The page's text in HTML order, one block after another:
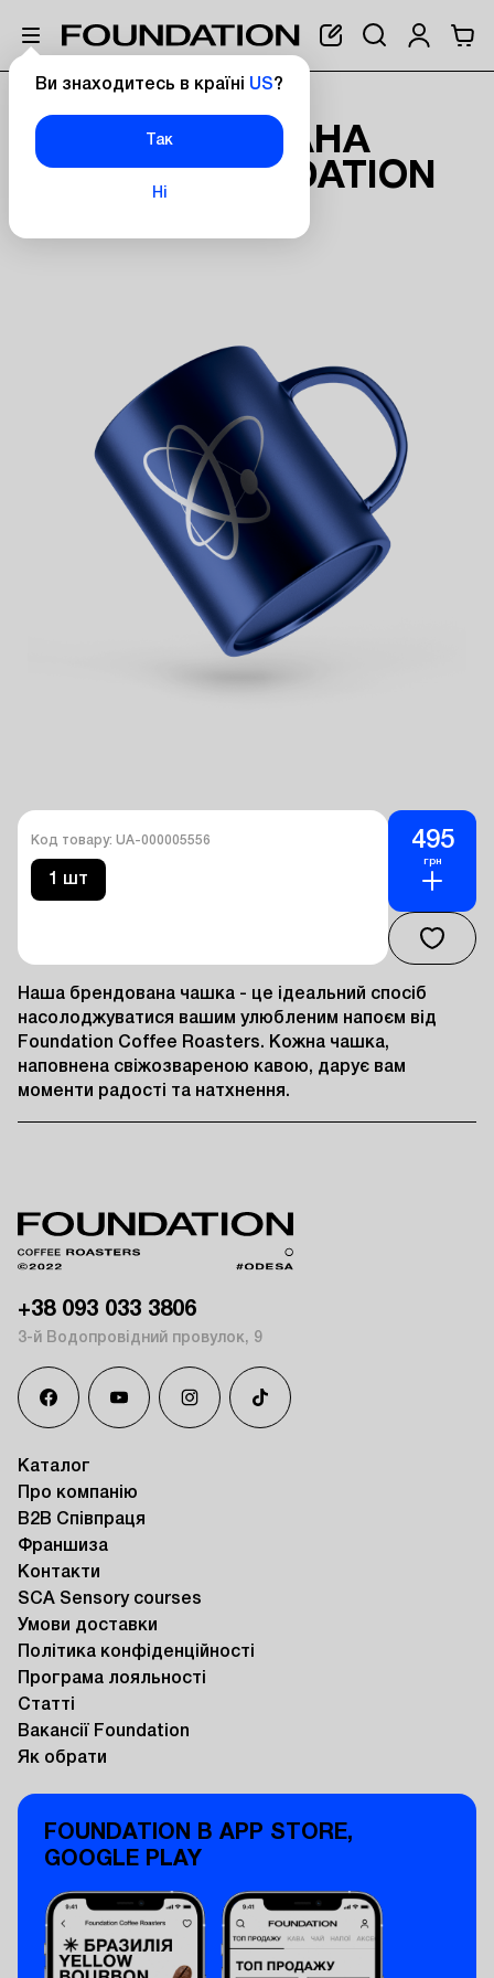
Ви знаходитесь в країні US?
Так
Ні
БРЕНДОВАНА
ЧАШКА FOUNDATION
Код товару: UA-000005556
1 шт
495
грн
Наша брендована чашка - це ідеальний спосіб
насолоджуватися вашим улюбленим напоєм від
Foundation Coffee Roasters. Кожна чашка,
наповнена свіжозвареною кавою, дарує вам
моменти радості та натхнення.
+38 093 033 3806
3-й Водопровідний провулок, 9
Каталог
Про компанію
B2B Співпраця
Франшиза
Контакти
SCA Sensory courses
Умови доставки
Політика конфіденційності
Програма лояльності
Статті
Вакансії Foundation
Як обрати
FOUNDATION В APP STORE,
GOOGLE PLAY